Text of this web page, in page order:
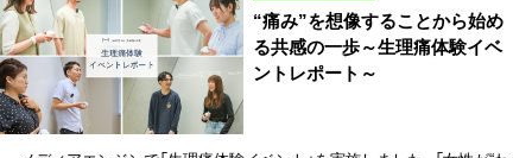
移
動
“痛み”を想像することから始め
る共感の一歩～生理痛体験イベ
ントレポート～